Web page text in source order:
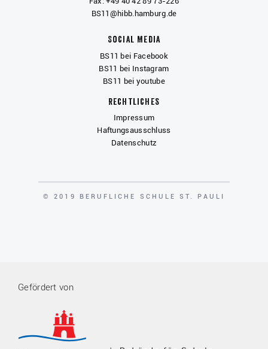
BS11@hibb.hamburg.de
Social Media
BS11 bei Facebook
BS11 bei Instagram
BS11 bei youtube
Rechtliches
Impressum
Haftungsausschluss
Datenschutz
COPYRIGHT
© 2019 BERUFLICHE SCHULE ST. PAULI
Gefördert von